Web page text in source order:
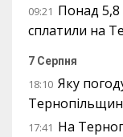
09:21 Понад 5,8
сплатили на
7 Серпня
18:10 Яку
17:41 На